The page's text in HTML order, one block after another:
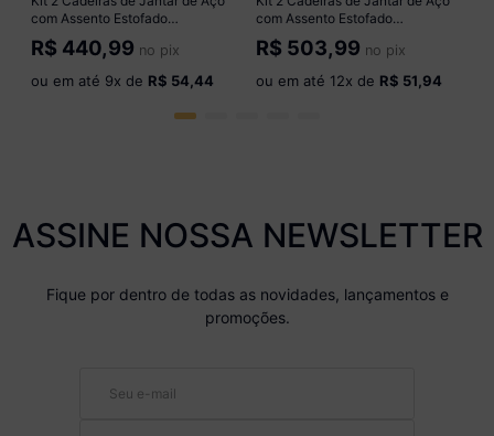
com Assento Estofado
Multimóveis CR50317
Cromado/Preto
R$ 440,99 no pix
ou em até 9x de R$ 54,44
com Assento Estofado
Multimóveis CR50316
Cromado/Preto
R$ 503,99 no pix
ou em até 12x de R$ 51,94
ASSINE NOSSA NEWSLETTER
Fique por dentro de todas as novidades, lançamentos e
promoções.